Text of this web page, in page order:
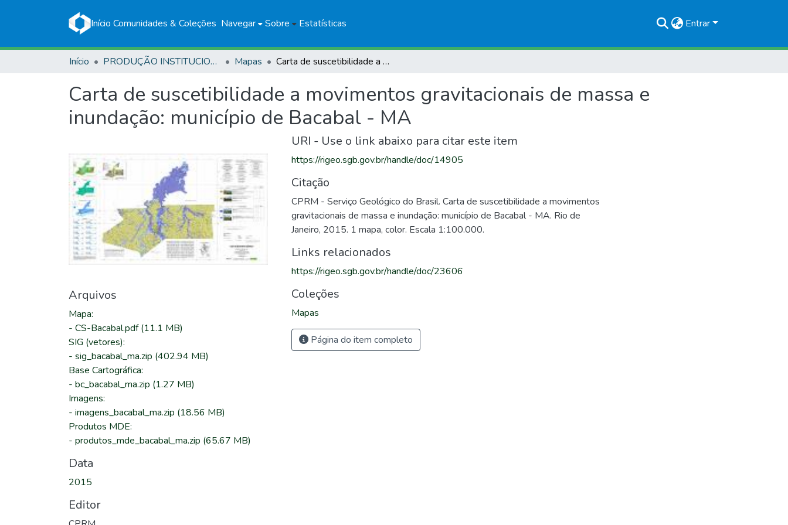
Início Comunidades & Coleções Navegar Sobre Estatísticas Entrar
Início PRODUÇÃO INSTITUCIONAL Mapas Carta de suscetibilidade a movimentos gravitacionais de massa e inundação: município de Bacabal - MA
Carta de suscetibilidade a movimentos gravitacionais de massa e
inundação: município de Bacabal - MA
Arquivos
Mapa:
- CS-Bacabal.pdf(11.1 MB)
SIG (vetores):
- sig_bacabal_ma.zip (402.94 MB)
Base Cartográfica:
- bc_bacabal_ma.zip (1.27 MB)
Imagens:
- imagens_bacabal_ma.zip (18.56 MB)
Produtos MDE:
- produtos_mde_bacabal_ma.zip (65.67 MB)
Data
2015
Editor
URI - Use o link abaixo para citar este item
https://rigeo.sgb.gov.br/handle/doc/14905
Citação
CPRM - Serviço Geológico do Brasil. Carta de suscetibilidade a movimentos
gravitacionais de massa e inundação: município de Bacabal - MA. Rio de
Janeiro, 2015. 1 mapa, color. Escala 1:100.000.
Links relacionados
https://rigeo.sgb.gov.br/handle/doc/23606
Coleções
Mapas
Página do item completo